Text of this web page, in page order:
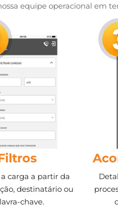
equipe operacional em
carga a partir da
destinatário ou
chave.